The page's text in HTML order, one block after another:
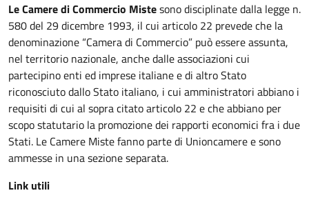
Le Camere di Commercio Mistesono disciplinate dalla legge n.
580 del 29 dicembre 1993, il cui articolo 22 prevede che la
denominazione “Camera di Commercio” può essere assunta,
nel territorio nazionale, anche dalle associazioni cui
partecipino enti ed imprese italiane e di altro Stato
riconosciuto dallo Stato italiano, i cui amministratori abbiano i
requisiti di cui al sopra citato articolo 22 e che abbiano per
scopo statutario la promozione dei rapporti economici fra i due
Stati. Le Camere Miste fanno parte di Unioncamere e sono
ammesse in una sezione separata.
Link utili